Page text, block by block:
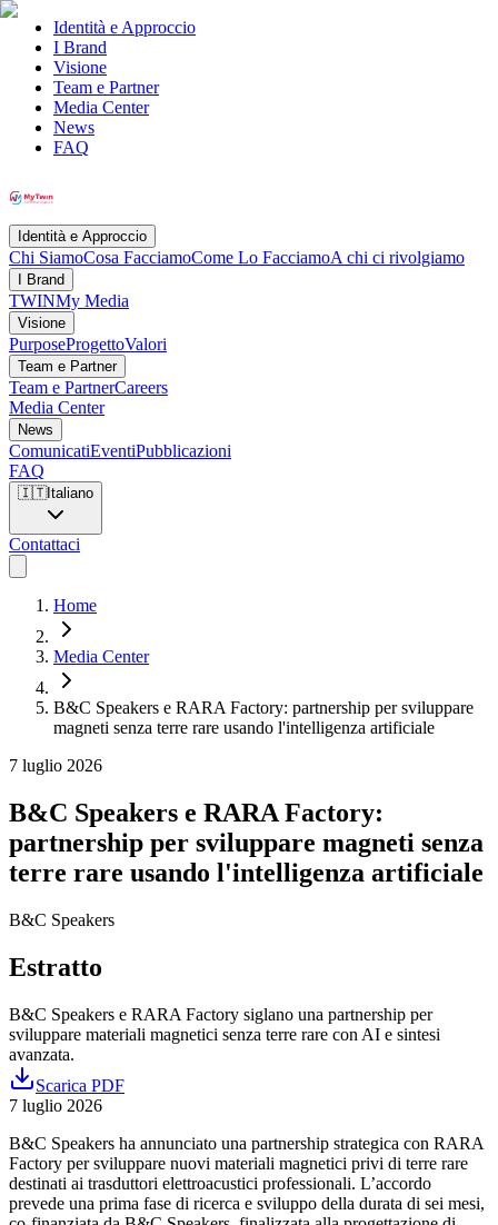
Identità e Approccio
I Brand
Visione
Team e Partner
Media Center
News
FAQ
Identità e Approccio
Chi SiamoCosa FacciamoCome Lo FacciamoA chi ci rivolgiamo
I Brand
TWINMy Media
Visione
PurposeProgettoValori
Team e Partner
Team e PartnerCareers
Media Center
News
ComunicatiEventiPubblicazioni
FAQ
🇮🇹Italiano
Contattaci
Home
Media Center
B&C Speakers e RARA Factory: partnership per sviluppare
magneti senza terre rare usando l'intelligenza artificiale
7 luglio 2026
B&C Speakers e RARA Factory:
partnership per sviluppare magneti senza
terre rare usando l'intelligenza artificiale
B&C Speakers
Estratto
B&C Speakers e RARA Factory siglano una partnership per
sviluppare materiali magnetici senza terre rare con AI e sintesi
avanzata.
Scarica PDF
7 luglio 2026
B&C Speakers ha annunciato una partnership strategica con RARA
Factory per sviluppare nuovi materiali magnetici privi di terre rare
destinati ai trasduttori elettroacustici professionali. L’accordo
prevede una prima fase di ricerca e sviluppo della durata di sei mesi,